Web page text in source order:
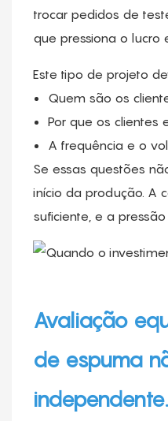
trocar pedidos de
que pressiona o lucro
Este tipo de projeto
Quem são os
Por que os clientes
A frequência e o
Se essas questões
início da produção. A
suficiente, e a
Avaliação
de espuma
independente.